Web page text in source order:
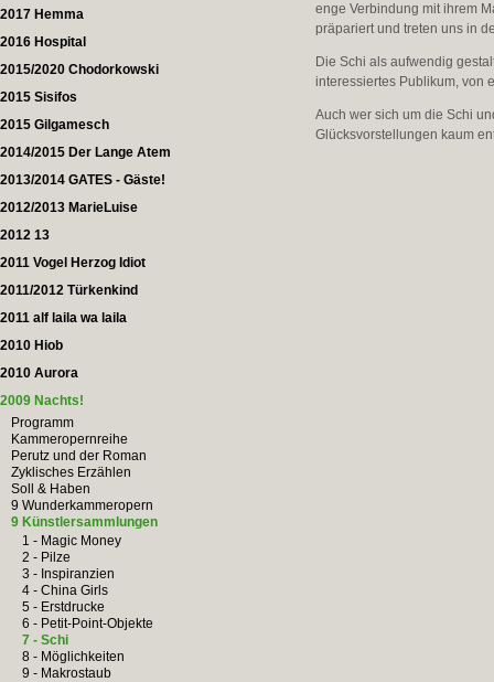
2017 Hemma
2016 Hospital
2015/2020 Chodorkowski
2015 Sisifos
2015 Gilgamesch
2014/2015 Der Lange Atem
2013/2014 GATES - Gäste!
2012/2013 MarieLuise
2012 13
2011 Vogel Herzog Idiot
2011/2012 Türkenkind
2011 alf laila wa laila
2010 Hiob
2010 Aurora
2009 Nachts!
Programm
Kammeropernreihe
Perutz und der Roman
Zyklisches Erzählen
Soll & Haben
9 Wunderkammeropern
9 Künstlersammlungen
1 - Magic Money
2 - Pilze
3 - Inspiranzien
4 - China Girls
5 - Erstdrucke
6 - Petit-Point-Objekte
7 - Schi
8 - Möglichkeiten
9 - Makrostaub
enge Verbindung mit ihrem
präpariert und treten uns in
Die Schi als aufwendig
interessiertes Publikum, von
Auch wer sich um die Schi
Glücksvorstellungen kaum